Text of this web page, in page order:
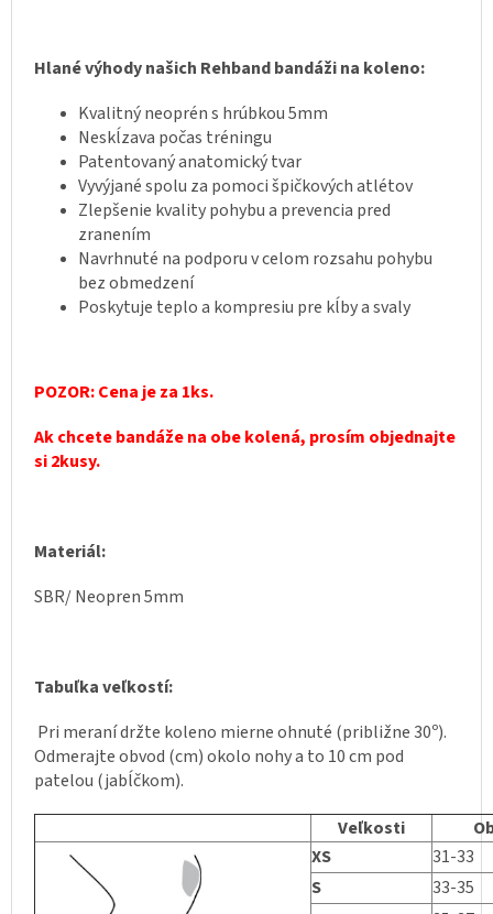
Hlané výhody našich Rehband bandáži na koleno:
Kvalitný neoprén s hrúbkou 5mm
Neskĺzava počas tréningu
Patentovaný anatomický tvar
Vyvýjané spolu za pomoci špičkových atlétov
Zlepšenie kvality pohybu a prevencia pred
zranením
Navrhnuté na podporu v celom rozsahu pohybu
bez obmedzení
Poskytuje teplo a kompresiu pre kĺby a svaly
POZOR: Cena je za 1ks.
Ak chcete bandáže na obe kolená, prosím objednajte
si 2kusy.
Materiál:
SBR/ Neopren 5mm
Tabuľka veľkostí:
Pri meraní držte koleno mierne ohnuté (približne 30º).
Odmerajte obvod (cm) okolo nohy a to 10 cm pod
patelou (jabĺčkom).
Veľkosti
XS
31-33
S
33-35